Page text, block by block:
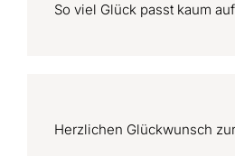
So viel Glück passt kaum
Herzlichen Glückwunsch